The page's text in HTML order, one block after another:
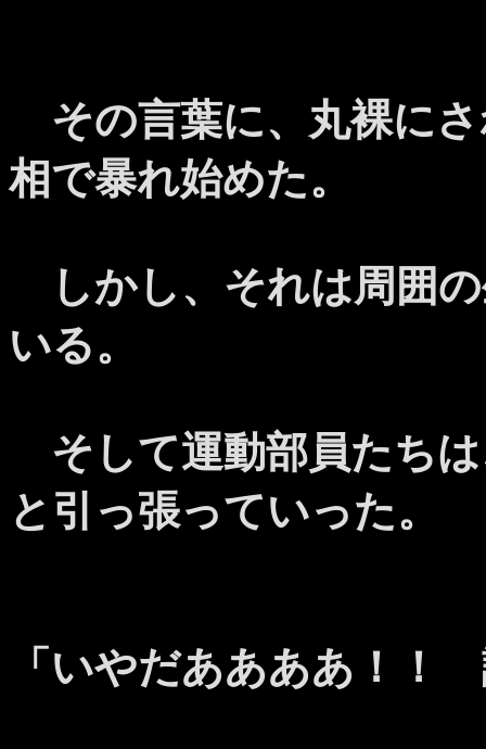
その言葉に、丸裸に
相で暴れ始めた。
しかし、それは周囲
いる。
そして運動部員たち
と引っ張っていった。
「いやだああああ！！